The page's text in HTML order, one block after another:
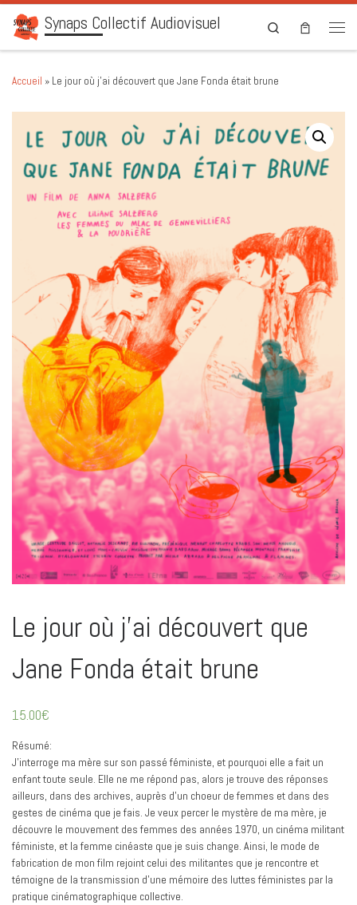
Skip to content
Synaps Collectif Audiovisuel
Search
Accueil » Le jour où j’ai découvert que Jane Fonda était brune
Le jour où j’ai découvert que
Jane Fonda était brune
15.00€
Résumé:
J’interroge ma mère sur son passé féministe, et pourquoi elle a fait un
enfant toute seule. Elle ne me répond pas, alors je trouve des réponses
ailleurs, dans des archives, auprès d’un choeur de femmes et dans des
gestes de cinéma que je fais. Je veux percer le mystère de ma mère, je
découvre le mouvement des femmes des années 1970, un cinéma militant
féministe, et la femme cinéaste que je suis change. Ainsi, le mode de
fabrication de mon film rejoint celui des militantes que je rencontre et
témoigne de la transmission d’une mémoire des luttes féministes par la
pratique cinématographique collective.